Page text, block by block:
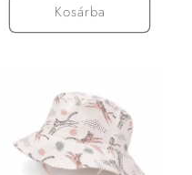
Kosárba